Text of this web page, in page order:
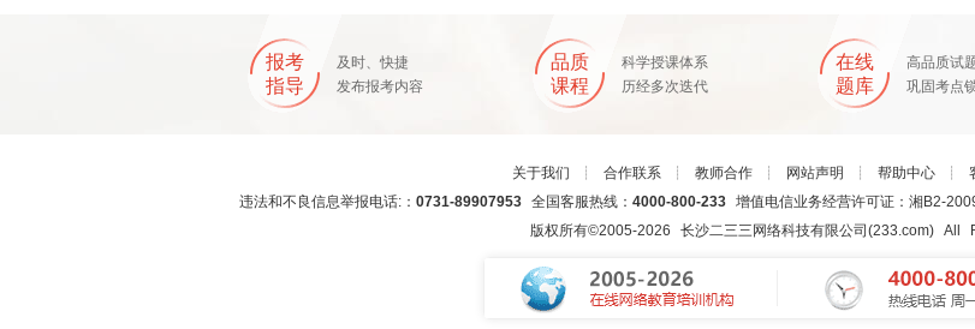
报考
指导
及时、快捷
发布报考内容
品质
课程
科学授课体系
历经多次迭代
在线
题库
高品质试
巩固考点
关于我们 ┊ 合作联系 ┊ 教师合作 ┊ 网站声明 ┊ 帮助中心 ┊
违法和不良信息举报电话:： 0731-89907953全国客服热线： 4000-800-233增值电信业务经营许可证：湘B2-
版权所有©2005-2026 长沙二三三网络科技有限公司(233.com) All